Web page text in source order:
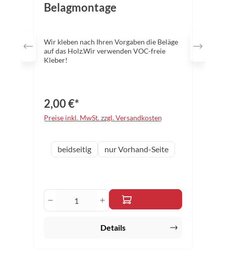
Belagmontage
Wir kleben nach Ihren Vorgaben die Beläge
auf das Holz.Wir verwenden VOC-freie
Kleber!
2,00 €*
Preise inkl. MwSt. zzgl. Versandkosten
Varianteauswählen
beidseitig nur Vorhand-Seite
Produkt Anzahl: Gib den
Details